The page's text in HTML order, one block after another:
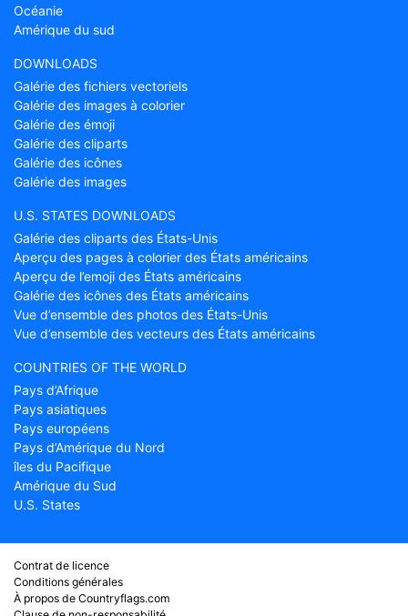
Océanie
Amérique du sud
DOWNLOADS
Galérie des fichiers vectoriels
Galérie des images à colorier
Galérie des émoji
Galérie des cliparts
Galérie des icônes
Galérie des images
U.S. STATES DOWNLOADS
Galérie des cliparts des États-Unis
Aperçu des pages à colorier des États américains
Aperçu de l’emoji des États américains
Galérie des icônes des États américains
Vue d’ensemble des photos des États-Unis
Vue d’ensemble des vecteurs des États américains
COUNTRIES OF THE WORLD
Pays d’Afrique
Pays asiatiques
Pays européens
Pays d’Amérique du Nord
îles du Pacifique
Amérique du Sud
U.S. States
Contrat de licence
Conditions générales
À propos de Countryflags.com